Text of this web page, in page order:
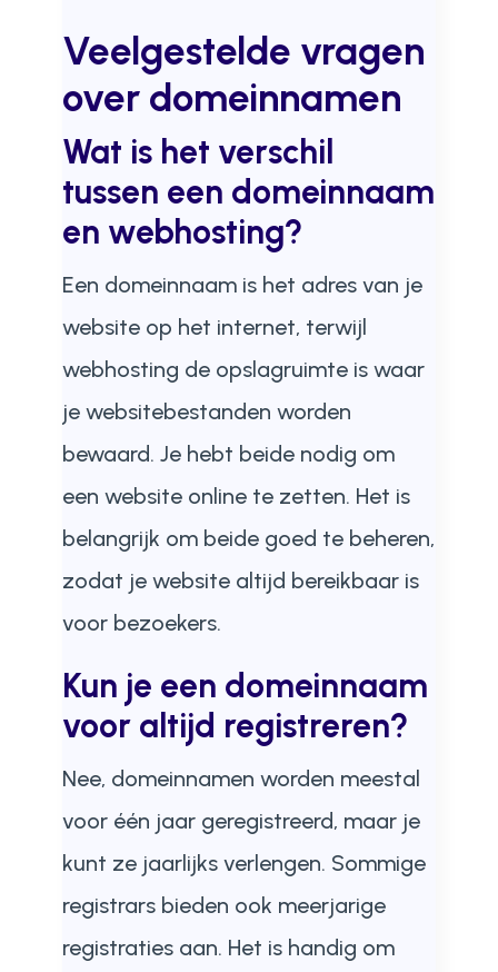
Veelgestelde vragen
over domeinnamen
Wat is het verschil
tussen een domeinnaam
en webhosting?
Een domeinnaam is het adres van je
website op het internet, terwijl
webhosting de opslagruimte is waar
je websitebestanden worden
bewaard. Je hebt beide nodig om
een website online te zetten. Het is
belangrijk om beide goed te beheren,
zodat je website altijd bereikbaar is
voor bezoekers.
Kun je een domeinnaam
voor altijd registreren?
Nee, domeinnamen worden meestal
voor één jaar geregistreerd, maar je
kunt ze jaarlijks verlengen. Sommige
registrars bieden ook meerjarige
registraties aan. Het is handig om